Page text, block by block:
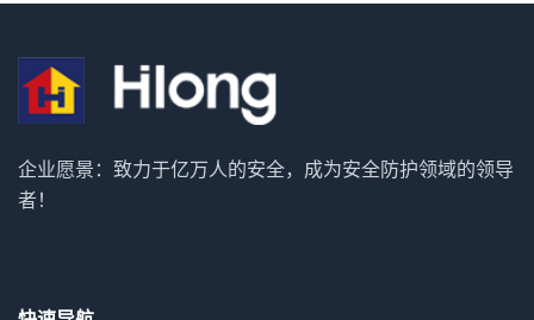
企业愿景：致力于亿万人的安全，成为安全防护领域的领导
者！